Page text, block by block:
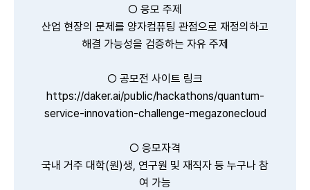
○ 응모 주제
산업 현장의 문제를 양자컴퓨팅 관점으로 재정의하고
해결 가능성을 검증하는 자유 주제
○ 공모전 사이트 링크
https://daker.ai/public/hackathons/quantum-
service-innovation-challenge-megazonecloud
○ 응모자격
국내 거주 대학(원)생, 연구원 및 재직자 등 누구나 참
여 가능